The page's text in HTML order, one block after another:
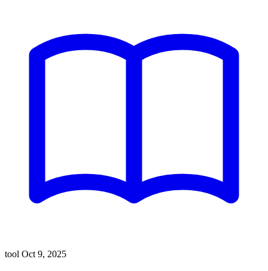
tool Oct 9, 2025